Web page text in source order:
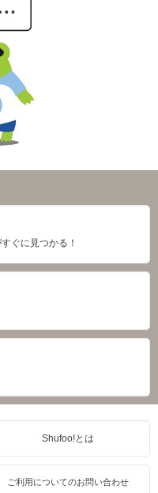
ぐに見つかる！
Shufoo!とは
ご利用についてのお問い合わせ